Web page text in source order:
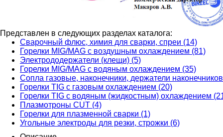
Представлен в следующих разделах каталога:
Сварочный флюс, химия для сварки, спреи (14)
Горелки MIG/MAG с воздушным охлаждением (81)
Электрододержатели (клещи) (5)
Горелки MIG/MAG с водяным охлаждением (35)
Сопла газовые, наконечники, держатели
Горелки TIG с газовым охлаждением (20)
Горелки TIG с водяным (жидкостным) охлаждением
Плазмотроны CUT (4)
Горелки для плазменной сварки (1)
Угольные электроды для резки, строжки (6)